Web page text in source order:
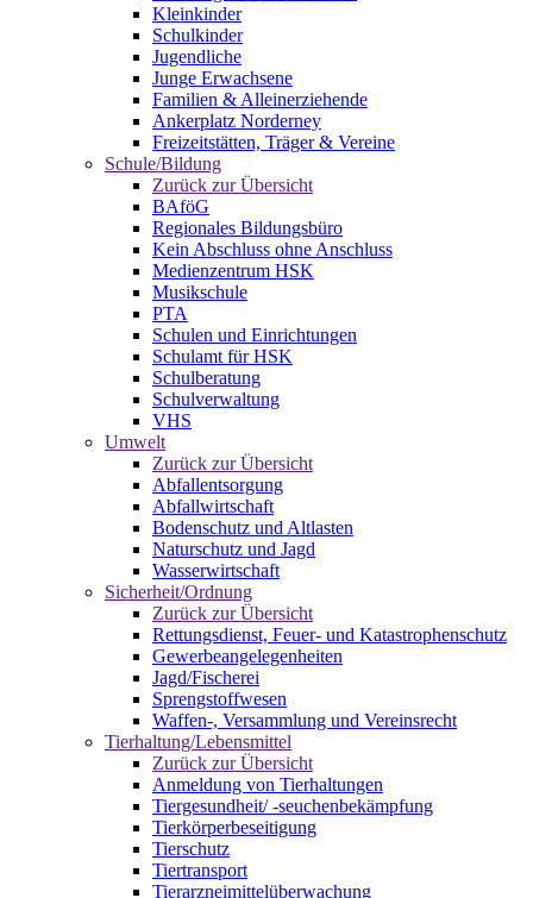
Kleinkinder
Schulkinder
Jugendliche
Junge Erwachsene
Familien & Alleinerziehende
Ankerplatz Norderney
Freizeitstätten, Träger & Vereine
Schule/Bildung
Zurück zur Übersicht
BAföG
Regionales Bildungsbüro
Kein Abschluss ohne Anschluss
Medienzentrum HSK
Musikschule
PTA
Schulen und Einrichtungen
Schulamt für HSK
Schulberatung
Schulverwaltung
VHS
Umwelt
Zurück zur Übersicht
Abfallentsorgung
Abfallwirtschaft
Bodenschutz und Altlasten
Naturschutz und Jagd
Wasserwirtschaft
Sicherheit/Ordnung
Zurück zur Übersicht
Rettungsdienst, Feuer- und Katastrophenschutz
Gewerbeangelegenheiten
Jagd/Fischerei
Sprengstoffwesen
Waffen-, Versammlung und Vereinsrecht
Tierhaltung/Lebensmittel
Zurück zur Übersicht
Anmeldung von Tierhaltungen
Tiergesundheit/ -seuchenbekämpfung
Tierkörperbeseitigung
Tierschutz
Tiertransport
Tierarzneimittelüberwachung